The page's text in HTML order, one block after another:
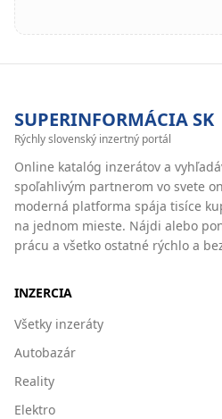
SUPERINFORMÁCIA SK
Rýchly slovenský inzertný portál
Online katalóg inzerátov a
spoľahlivým partnerom vo svete
moderná platforma spája tisíce
na jednom mieste. Nájdi alebo
prácu a všetko ostatné rýchlo a
INZERCIA
Všetky inzeráty
Autobazár
Reality
Elektro